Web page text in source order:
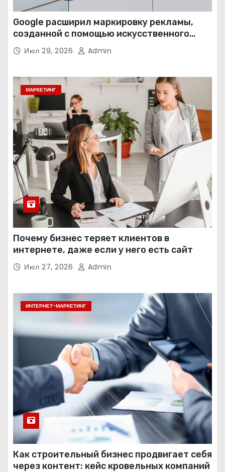
Google расширил маркировку рекламы,
созданной с помощью искусственного
интеллекта
Июл 29, 2026 Admin
МАРКЕТИНГ
Почему бизнес теряет клиентов в
интернете, даже если у него есть сайт
Июл 27, 2026 Admin
ИНТЕРНЕТ-МАРКЕТИНГ
Как строительный бизнес продвигает себя
через контент: кейс кровельных компаний